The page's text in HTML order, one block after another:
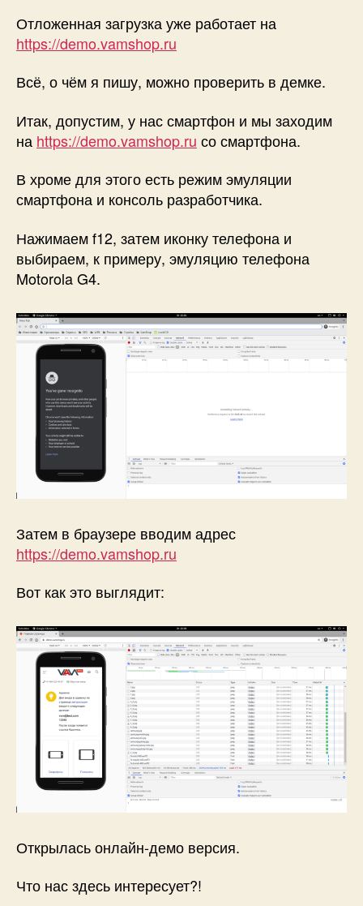
Отложенная загрузка уже работает на
https://demo.vamshop.ru
Всё, о чём я пишу, можно проверить в демке.
Итак, допустим, у нас смартфон и мы заходим
на https://demo.vamshop.ru со смартфона.
В хроме для этого есть режим эмуляции
смартфона и консоль разработчика.
Нажимаем f12, затем иконку телефона и
выбираем, к примеру, эмуляцию телефона
Motorola G4.
Затем в браузере вводим адрес
https://demo.vamshop.ru
Вот как это выглядит:
Открылась онлайн-демо версия.
Что нас здесь интересует?!